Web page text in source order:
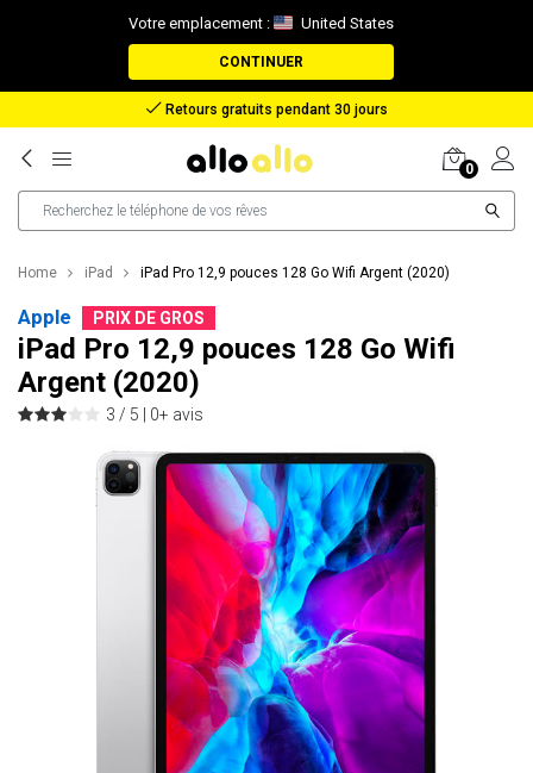
Votre emplacement : United States
CONTINUER
Remboursement en cas de perte de colis
0
Home iPad iPad Pro 12,9 pouces 128 Go Wifi Argent (2020)
Apple PRIX DE GROS
iPad Pro 12,9 pouces 128 Go Wifi
Argent (2020)
3 / 5 | 0+ avis